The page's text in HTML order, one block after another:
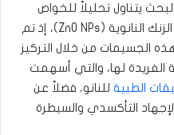
يتناول تحليلاً للخواص
الطبية الحيوية لجسيمات أوكسيد الزنك النانوية (ZnO NPs)، إذ تم
الجسيمات من خلال التركيز
الفريدة لها، والتي أسهمت
الطبية للنانو، فضلاً عن
التأكسدي والسيطرة